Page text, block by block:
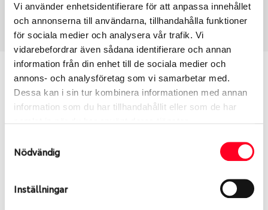
Vi använder enhetsidentifierare för att anpassa innehållet
och annonserna till användarna, tillhandahålla funktioner
för sociala medier och analysera vår trafik. Vi
vidarebefordrar även sådana identifierare och annan
information från din enhet till de sociala medier och
annons- och analysföretag som vi samarbetar med.
Dessa kan i sin tur kombinera informationen med annan
information som du har tillhandahållit eller som de har
Nödvändig
Inställningar
Centre Diameter
112
Art nummer
7628
Passar denna fälg min bil?
Ange registreringsnummer för att se om den fälg
Ibland kan fälgen ha bytts ut under årens lopp och
inte vara samma dimension som bilen hade ut från